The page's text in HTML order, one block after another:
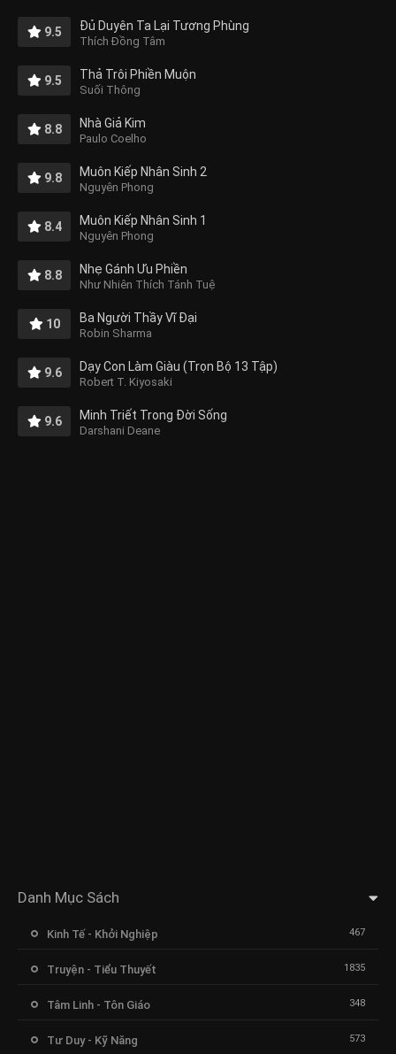
9.5 Đủ Duyên Ta Lại Tương Phùng
Thích Đồng Tâm
9.5 Thả Trôi Phiền Muộn
Suối Thông
8.8 Nhà Giả Kim
Paulo Coelho
9.8 Muôn Kiếp Nhân Sinh 2
Nguyên Phong
8.4 Muôn Kiếp Nhân Sinh 1
Nguyên Phong
8.8 Nhẹ Gánh Ưu Phiền
Như Nhiên Thích Tánh Tuệ
10 Ba Người Thầy Vĩ Đại
Robin Sharma
9.6 Dạy Con Làm Giàu (Trọn Bộ 13 Tập)
Robert T. Kiyosaki
9.6 Minh Triết Trong Đời Sống
Darshani Deane
Danh Mục Sách
Kinh Tế - Khởi Nghiệp 467
Truyện - Tiểu Thuyết 1835
Tâm Linh - Tôn Giáo 348
Tư Duy - Kỹ Năng 573